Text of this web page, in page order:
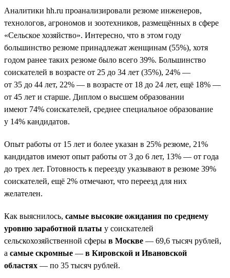
Аналитики hh.ru проанализировали резюме инженеров,
технологов, агрономов и зоотехников, размещённых в сфере
«Сельское хозяйство». Интересно, что в этом году
большинство резюме принадлежат женщинам (55%), хотя
годом ранее таких резюме было всего 39%. Большинство
соискателей в возрасте от 25 до 34 лет (35%), 24% —
от 35 до 44 лет, 22% — в возрасте от 18 до 24 лет, ещё 18% —
от 45 лет и старше. Диплом о высшем образовании
имеют 74% соискателей, среднее специальное образование
у 14% кандидатов.
Опыт работы от 15 лет и более указан в 25% резюме, 21%
кандидатов имеют опыт работы от 3 до 6 лет, 13% — от года
до трех лет. Готовность к переезду указывают в резюме 39%
соискателей, ещё 2% отмечают, что переезд для них
желателен.
Как выяснилось, самые высокие ожидания по среднему
уровню заработной платы у соискателей
сельскохозяйственной сферы в Москве — 69,6 тысяч рублей,
а самые скромные — в Кировской и Ивановской
областях — по 35 тысяч рублей.